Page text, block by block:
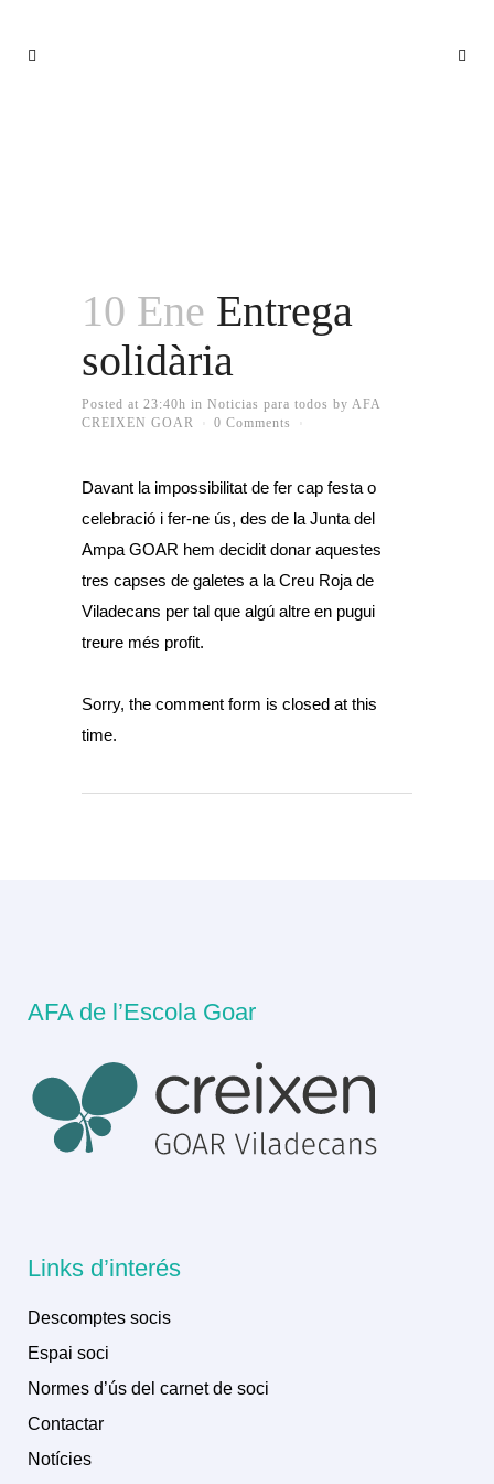
10 Ene Entrega
solidària
Posted at 23:40h in Noticias para todos by AFA
CREIXEN GOAR
0 Comments
Davant la impossibilitat de fer cap festa o
celebració i fer-ne ús, des de la Junta del
Ampa GOAR hem decidit donar aquestes
tres capses de galetes a la Creu Roja de
Viladecans per tal que algú altre en pugui
treure més profit.
Sorry, the comment form is closed at this
time.
AFA de l’Escola Goar
Links d’interés
Descomptes socis
Espai soci
Normes d’ús del carnet de soci
Contactar
Notícies